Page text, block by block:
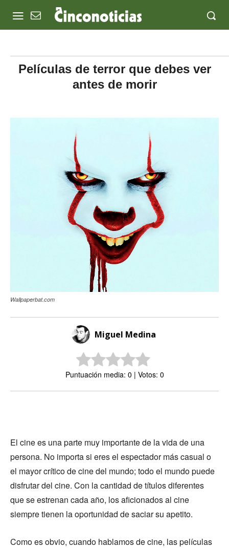
Películas de terror que debes ver
antes de morir
Wallpaperbat.com
Miguel Medina
Puntuación media: 0 | Votos: 0
El cine es una parte muy importante de la vida de una
persona. No importa si eres el espectador más casual o
el mayor crítico de cine del mundo; todo el mundo puede
disfrutar del cine. Con la cantidad de títulos diferentes
que se estrenan cada año, los aficionados al cine
siempre tienen la oportunidad de saciar su apetito.
Como es obvio, cuando hablamos de cine, las películas